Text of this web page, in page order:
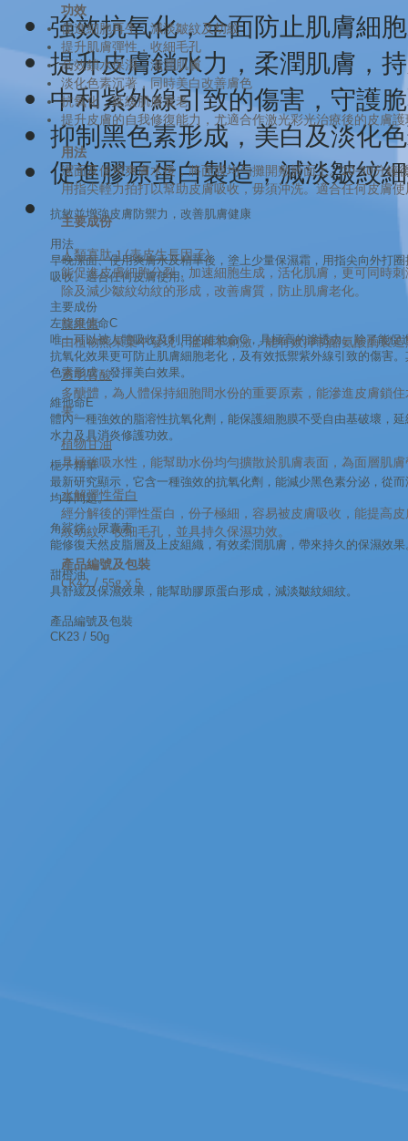
強效抗氧化，全面防止肌膚細
提升皮膚鎖水力，柔潤肌膚，
中和紫外線引致的傷害，守護
抑制黑色素形成，美白及淡化
促進膠原蛋白製造，減淡皺紋
抗敏並增強皮膚防禦力，改善肌膚健康
用法
早晚潔面、使用爽膚水及精華後，塗上少量保濕霜，用指尖向外打
吸收。適合任何皮膚使用。
主要成份
左旋維他命C
唯一可以被人體吸收及利用的維他命C，具極高的滲透力。除了能促
抗氧化效果更可防止肌膚細胞老化，及有效抵禦紫外線引致的傷害
色素形成，發揮美白效果。
維他命E
體內一種強效的脂溶性抗氧化劑，能保護細胞膜不受自由基破壞，
水力及具消炎修護功效。
梔子精華
最新研究顯示，它含一種強效的抗氧化劑，能減少黑色素分泌，從
均等問題。
角鯊烷、尿囊素
能修復天然皮脂層及上皮組織，有效柔潤肌膚，帶來持久的保濕效果
甜橙油
具舒緩及保濕效果，能幫助膠原蛋白形成，減淡皺紋細紋。
產品編號及包裝
CK23 / 50g
功效
促進細胞再生，減淡皺紋及幼紋
提升肌膚彈性，收細毛孔
高效鎖水保濕，滋潤肌膚
淡化色素沉著，同時美白改善膚色
抗氧化，延緩肌膚衰老
提升皮膚的自我修復能力，尤適合作激光彩光治療後的皮膚
用法
潔面及使用爽膚水後，將面膜均勻攤開敷於面上。20-30分鐘
用指尖輕力拍打以幫助皮膚吸收，毋須沖洗。適合任何皮膚
主要成份
人類寡肽-1 (表皮生長因子)
能促進皮膚細胞分裂，加速細胞生成，活化肌膚，更可同時
除及減少皺紋幼紋的形成，改善膚質，防止肌膚老化。
熊果素
由植物熊果葉中發現，溫和不刺激，能有效抑制酪氨酸酶製
透明質酸
多醣體，為人體保持細胞間水份的重要原素，能滲進皮膚鎖
果。
植物甘油
具極強吸水性，能幫助水份均勻擴散於肌膚表面，為面層肌
水解彈性蛋白
經分解後的彈性蛋白，份子極細，容易被皮膚吸收，能提高
紋幼紋、收細毛孔，並具持久保濕功效。
產品編號及包裝
CK42 / 55g x 5